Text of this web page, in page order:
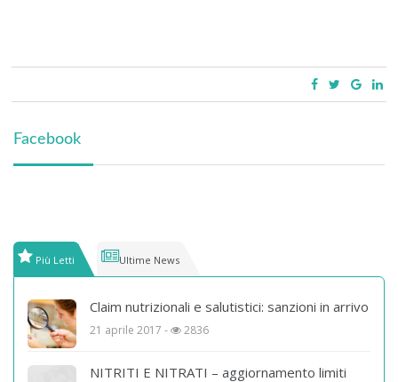
Facebook
Più Letti Ultime News
Claim nutrizionali e salutistici: sanzioni in arrivo
21 aprile 2017 - 2836
NITRITI E NITRATI – aggiornamento limiti